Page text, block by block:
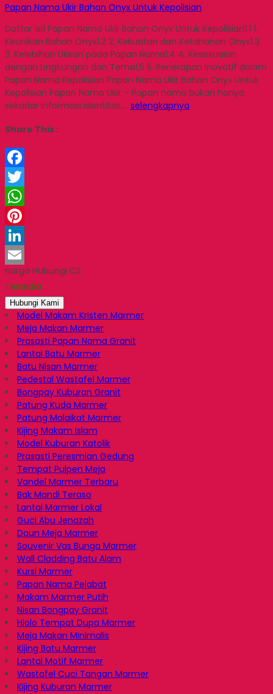
Papan Nama Ukir Bahan Onyx Untuk Kepolisian
Daftar Isi1 Papan Nama Ukir Bahan Onyx Untuk Kepolisian1.1 1.
Keunikan Bahan Onyx1.2 2. Kekuatan dan Ketahanan Onyx1.3
3. Kelebihan Ukiran pada Papan Nama1.4 4. Kesesuaian
dengan Lingkungan dan Tema1.5 5. Penerapan Inovatif dalam
Papan Nama Kepolisian Papan Nama Ukir Bahan Onyx Untuk
Kepolisian Papan Nama Ukir – Papan nama bukan hanya
sekadar informasi identitas,… selengkapnya
Share This :
Facebook
Twitter
WhatsApp
Pinterest
LinkedIn
Email
Harga Hubungi CS
Tersedia
Hubungi Kami
Model Makam Kristen Marmer
Meja Makan Marmer
Prasasti Papan Nama Granit
Lantai Batu Marmer
Batu Nisan Marmer
Pedestal Wastafel Marmer
Bongpay Kuburan Granit
Patung Kuda Marmer
Patung Malaikat Marmer
Kijing Makam Islam
Model Kuburan Katolik
Prasasti Peresmian Gedung
Tempat Pulpen Meja
Vandel Marmer Terbaru
Bak Mandi Teraso
Lantai Marmer Lokal
Guci Abu Jenazah
Daun Meja Marmer
Souvenir Vas Bunga Marmer
Wall Cladding Batu Alam
Kursi Marmer
Papan Nama Pejabat
Makam Marmer Putih
Nisan Bongpay Granit
Hiolo Tempat Dupa Marmer
Meja Makan Minimalis
Kijing Batu Marmer
Lantai Motif Marmer
Wastafel Cuci Tangan Marmer
Kijing Kuburan Marmer